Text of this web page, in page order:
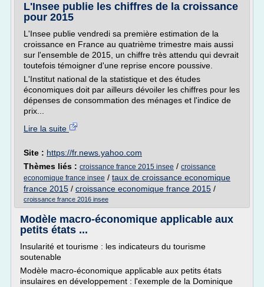
L'Insee publie les chiffres de la croissance
pour 2015
L'Insee publie vendredi sa première estimation de la
croissance en France au quatrième trimestre mais aussi
sur l'ensemble de 2015, un chiffre très attendu qui devrait
toutefois témoigner d'une reprise encore poussive.
L'Institut national de la statistique et des études
économiques doit par ailleurs dévoiler les chiffres pour les
dépenses de consommation des ménages et l'indice de
prix...
Lire la suite
Site : https://fr.news.yahoo.com
Thèmes liés : croissance france 2015 insee / croissance
economique france insee / taux de croissance economique
france 2015 / croissance economique france 2015 /
croissance france 2016 insee
Modèle macro-économique applicable aux
petits états ...
Insularité et tourisme : les indicateurs du tourisme
soutenable
Modèle macro-économique applicable aux petits états
insulaires en développement : l'exemple de la Dominique